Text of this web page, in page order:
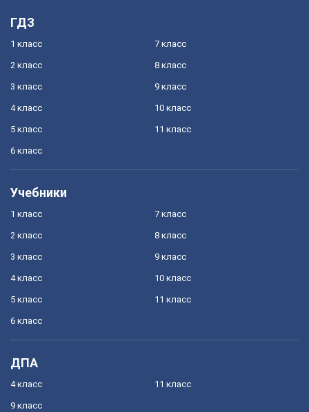
ГДЗ
1 класс
2 класс
3 класс
4 класс
5 класс
6 класс
7 класс
8 класс
9 класс
10 класс
11 класс
Учебники
1 класс
2 класс
3 класс
4 класс
5 класс
6 класс
7 класс
8 класс
9 класс
10 класс
11 класс
ДПА
4 класс
9 класс
11 класс